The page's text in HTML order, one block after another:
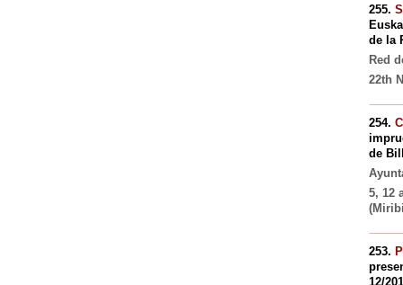
255.
de la
Red
22th
254.
de
5, 12
253.
12/